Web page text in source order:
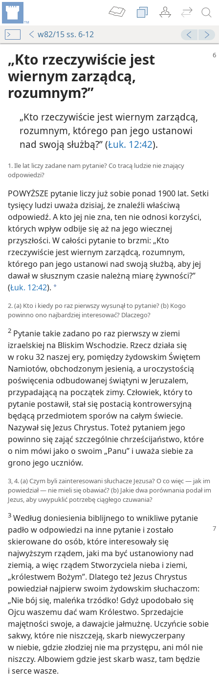
w82/15 ss. 6-12
„Kto rzeczywiście jest
wiernym zarządcą,
rozumnym?”
„Kto rzeczywiście jest wiernym zarządcą,
rozumnym, którego pan jego ustanowi
nad swoją służbą?” (Łuk. 12:42).
1. Ile lat liczy zadane nam pytanie? Co tracą ludzie nie znający
odpowiedzi?
POWYŻSZE pytanie liczy już sobie ponad 1900 lat. Setki
tysięcy ludzi uważa dzisiaj, że znaleźli właściwą
odpowiedź. A kto jej nie zna, ten nie odnosi korzyści,
których wpływ odbije się aż na jego wiecznej
przyszłości. W całości pytanie to brzmi: „Kto
rzeczywiście jest wiernym zarządcą, rozumnym,
którego pan jego ustanowi nad swoją służbą, aby jej
dawał w słusznym czasie należną miarę żywności?”
(Łuk. 12:42). a
2. (a) Kto i kiedy po raz pierwszy wysunął to pytanie? (b) Kogo
powinno ono najbardziej interesować? Dlaczego?
2 Pytanie takie zadano po raz pierwszy w ziemi
izraelskiej na Bliskim Wschodzie. Rzecz działa się
w roku 32 naszej ery, pomiędzy żydowskim Świętem
Namiotów, obchodzonym jesienią, a uroczystością
poświęcenia odbudowanej świątyni w Jeruzalem,
przypadającą na początek zimy. Człowiek, który to
pytanie postawił, stał się postacią kontrowersyjną
będącą przedmiotem sporów na całym świecie.
Nazywał się Jezus Chrystus. Toteż pytaniem jego
powinno się zająć szczególnie chrześcijaństwo, które
o nim mówi jako o swoim „Panu” i uważa siebie za
grono jego uczniów.
3, 4. (a) Czym byli zainteresowani słuchacze Jezusa? O co więc — jak im
powiedział — nie mieli się obawiać? (b) Jakie dwa porównania podał im
Jezus, aby uwypuklić potrzebę ciągłego czuwania?
3 Według doniesienia biblijnego to wnikliwe pytanie
padło w odpowiedzi na inne pytanie i zostało
skierowane do osób, które interesowały się
najwyższym rządem, jaki ma być ustanowiony nad
ziemią, a więc rządem Stworzyciela nieba i ziemi,
„królestwem Bożym”. Dlatego też Jezus Chrystus
powiedział najpierw swoim żydowskim słuchaczom:
„Nie bój się, maleńka trzódko! Gdyż upodobało się
Ojcu waszemu dać wam Królestwo. Sprzedajcie
majętności swoje, a dawajcie jałmużnę. Uczyńcie sobie
sakwy, które nie niszczeją, skarb niewyczerpany
w niebie, gdzie złodziej nie ma przystępu, ani mól nie
niszczy. Albowiem gdzie jest skarb wasz, tam będzie
i serce wasze.